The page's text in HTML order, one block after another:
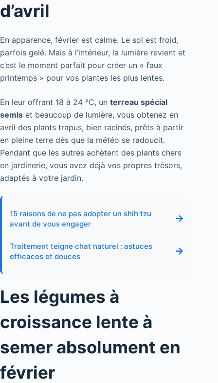
d’avril
En apparence, février est calme. Le sol est froid,
parfois gelé. Mais à l’intérieur, la lumière revient et
c’est le moment parfait pour créer un « faux
printemps » pour vos plantes les plus lentes.
En leur offrant 18 à 24 °C, un terreau spécial
semis et beaucoup de lumière, vous obtenez en
avril des plants trapus, bien racinés, prêts à partir
en pleine terre dès que la météo se radoucit.
Pendant que les autres achètent des plants chers
en jardinerie, vous avez déjà vos propres trésors,
adaptés à votre jardin.
15 raisons de ne pas adopter un shih tzu
avant de vous engager
→
Traitement teigne chat naturel : astuces
efficaces et douces
→
Les légumes à
croissance lente à
semer absolument en
février